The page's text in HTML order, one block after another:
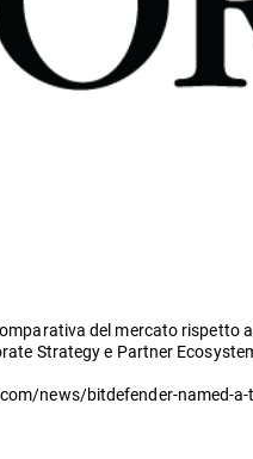
del mercato rispetto
Strategy e Partner
news/bitdefender-named-